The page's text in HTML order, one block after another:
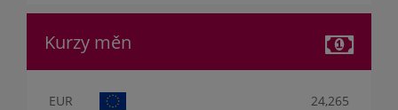
Kurzy měn
EUR
24,265